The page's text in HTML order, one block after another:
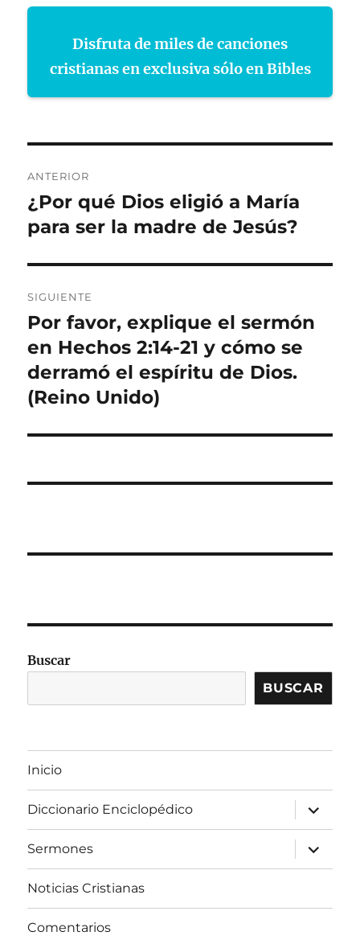
Disfruta de miles de canciones
cristianas en exclusiva sólo en Bibles
de
entradas
ANTERIOR
Entrada
anterior:
¿Por qué Dios eligió a María
para ser la madre de Jesús?
SIGUIENTE
Entrada
siguiente:
Por favor, explique el sermón
en Hechos 2:14-21 y cómo se
derramó el espíritu de Dios.
(Reino Unido)
Buscar
BUSCAR
Inicio
Diccionario Enciclopédico
expandir
el
menú
inferior
Sermones
expandir
el
menú
Noticias Cristianas
Comentarios